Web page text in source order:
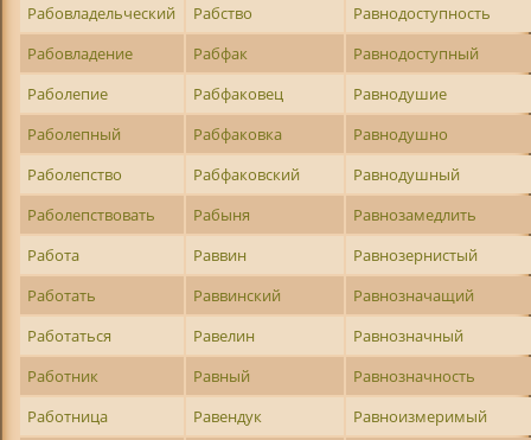
Рабовладельческий
Рабство
Равнодоступность
Рабовладение
Рабфак
Равнодоступный
Раболепие
Рабфаковец
Равнодушие
Раболепный
Рабфаковка
Равнодушно
Раболепство
Рабфаковский
Равнодушный
Раболепствовать
Рабыня
Равнозамедлить
Работа
Раввин
Равнозернистый
Работать
Раввинский
Равнозначащий
Работаться
Равелин
Равнозначный
Работник
Равный
Равнозначность
Работница
Равендук
Равноизмеримый